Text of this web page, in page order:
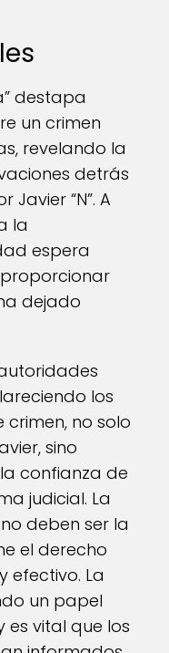
destapa
un crimen
revelando la
detrás
“N”. A
la
espera
dejado
los
no solo
sino
confianza de
judicial. La
deben ser la
el derecho
efectivo. La
un papel
es vital que los